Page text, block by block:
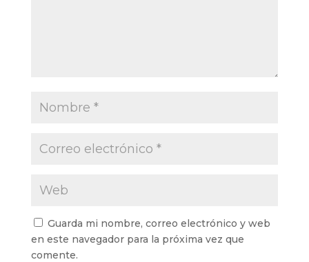
Guarda mi nombre, correo electrónico y web
en este navegador para la próxima vez que
comente.